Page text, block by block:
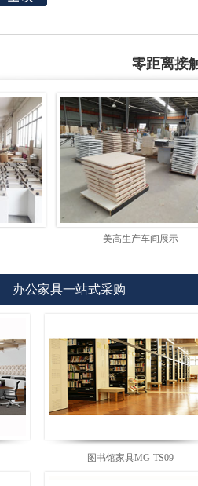
零距离接
美高生产车间展示
办公家具一站式采购
图书馆家具MG-TS09